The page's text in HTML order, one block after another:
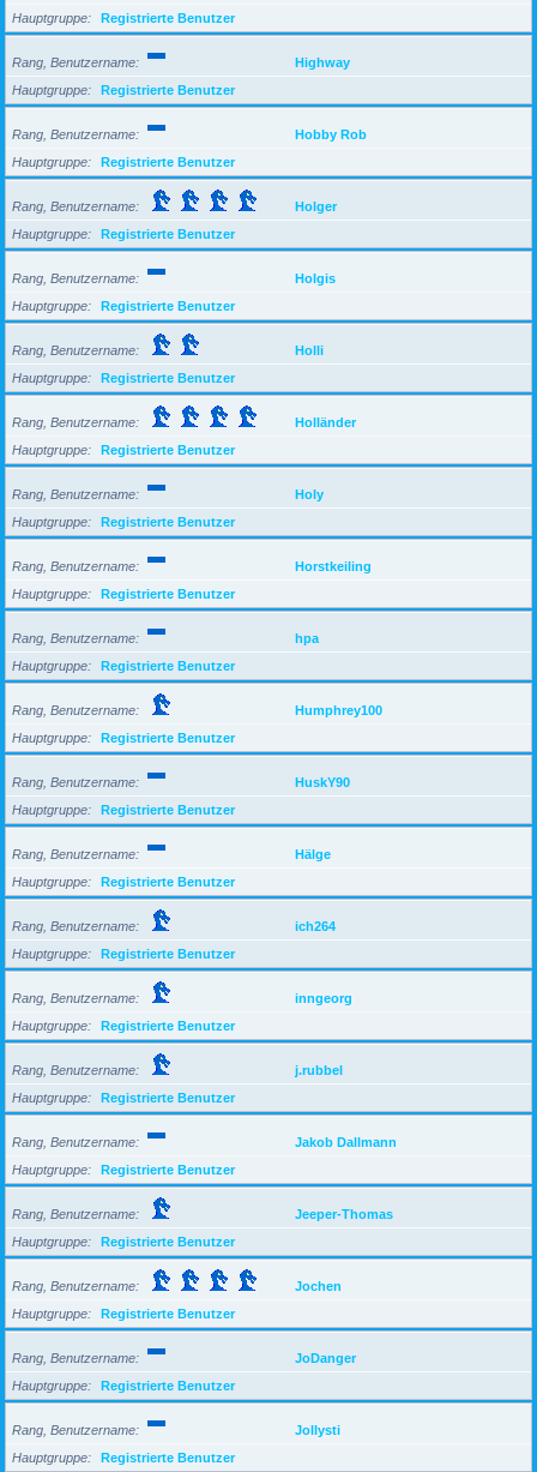
Hauptgruppe Registrierte Benutzer
Rang, Benutzername
Highway
Hauptgruppe
Registrierte Benutzer
Rang, Benutzername
Hobby Rob
Hauptgruppe
Registrierte Benutzer
Rang, Benutzername
Holger
Hauptgruppe
Registrierte Benutzer
Rang, Benutzername
Holgis
Hauptgruppe
Registrierte Benutzer
Rang, Benutzername
Holli
Hauptgruppe
Registrierte Benutzer
Rang, Benutzername
Holländer
Hauptgruppe
Registrierte Benutzer
Rang, Benutzername
Holy
Hauptgruppe
Registrierte Benutzer
Rang, Benutzername
Horstkeiling
Hauptgruppe
Registrierte Benutzer
Rang, Benutzername
hpa
Hauptgruppe
Registrierte Benutzer
Rang, Benutzername
Humphrey100
Hauptgruppe
Registrierte Benutzer
Rang, Benutzername
HuskY90
Hauptgruppe
Registrierte Benutzer
Rang, Benutzername
Hälge
Hauptgruppe
Registrierte Benutzer
Rang, Benutzername
ich264
Hauptgruppe
Registrierte Benutzer
Rang, Benutzername
inngeorg
Hauptgruppe
Registrierte Benutzer
Rang, Benutzername
j.rubbel
Hauptgruppe
Registrierte Benutzer
Rang, Benutzername
Jakob Dallmann
Hauptgruppe
Registrierte Benutzer
Rang, Benutzername
Jeeper-Thomas
Hauptgruppe
Registrierte Benutzer
Rang, Benutzername
Jochen
Hauptgruppe
Registrierte Benutzer
Rang, Benutzername
JoDanger
Hauptgruppe
Registrierte Benutzer
Rang, Benutzername
Jollysti
Hauptgruppe
Registrierte Benutzer